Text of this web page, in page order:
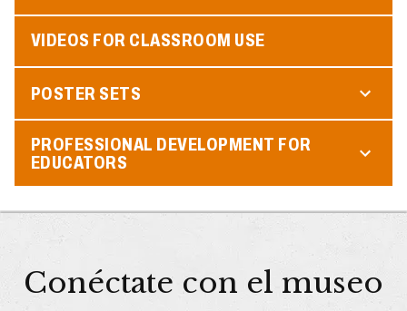
VIDEOS FOR CLASSROOM USE
POSTER SETS
PROFESSIONAL DEVELOPMENT FOR
EDUCATORS
Conéctate con el museo